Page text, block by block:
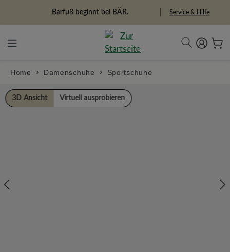
Freiheitspioniere Service & Hilfe
Home Damenschuhe Sportschuhe
Bildergalerie überspringen
3D Ansicht Virtuell ausprobieren